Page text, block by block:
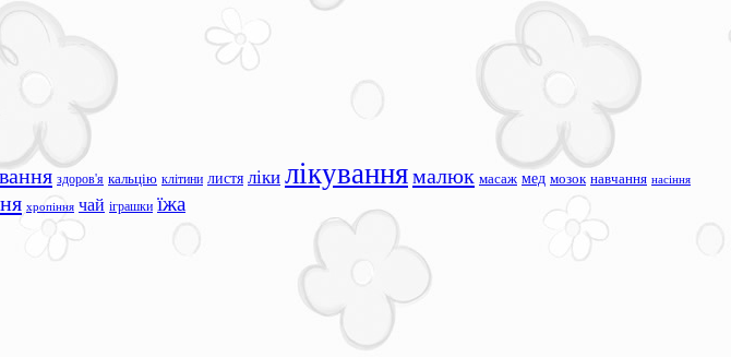
здоров'я кальцію клітини листя ліки лікуваннямалюк масаж мед мозок навчання насіння
хропіння чай іграшки їжа